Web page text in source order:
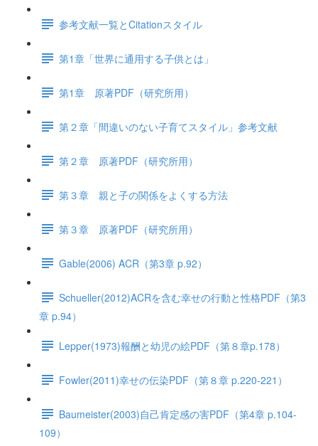
参考文献一覧とCitationスタイル
第1章「世界に通用する子供とは」
第1章 原著PDF（研究所用）
第２章「間違いのない子育てスタイル」参考文献
第２章 原著PDF（研究所用）
第３章 親と子の関係をよくする方法
第３章 原著PDF（研究所用）
Gable(2006) ACR（第3章 p.92）
Schueller(2012)ACRを含む幸せの行動と性格PDF（第3
章 p.94）
Lepper(1973)報酬と幼児の絵PDF（第８章p.178）
Fowler(2011)幸せの伝染PDF（第８章 p.220-221）
Baumeister(2003)自己肯定感の害PDF（第4章 p.104-
109）